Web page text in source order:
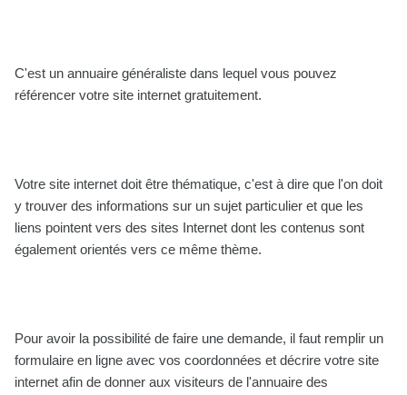
C'est un annuaire généraliste dans lequel vous pouvez
référencer votre site internet gratuitement.
Votre site internet doit être thématique, c'est à dire que l'on doit
y trouver des informations sur un sujet particulier et que les
liens pointent vers des sites Internet dont les contenus sont
également orientés vers ce même thème.
Pour avoir la possibilité de faire une demande, il faut remplir un
formulaire en ligne avec vos coordonnées et décrire votre site
internet afin de donner aux visiteurs de l'annuaire des